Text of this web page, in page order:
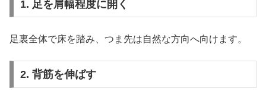
1. 足を肩幅程度に開く
足裏全体で床を踏み、つま先は自然な方向へ向けます。
2. 背筋を伸ばす